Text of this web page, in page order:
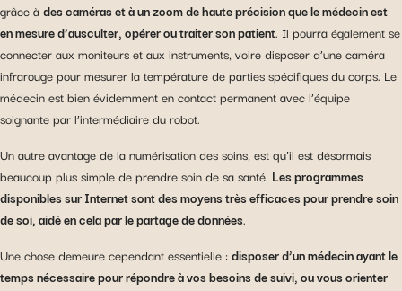
grâce àdes caméras et à un zoom de haute précision que le médecin est
en mesure d’ausculter, opérer ou traiter son patient. Il pourra également se
connecter aux moniteurs et aux instruments, voire disposer d’une caméra
infrarouge pour mesurer la température de parties spécifiques du corps. Le
médecin est bien évidemment en contact permanent avec l’équipe
soignante par l’intermédiaire du robot.
Un autre avantage de la numérisation des soins, est qu’il est désormais
beaucoup plus simple de prendre soin de sa santé. Les programmes
disponibles sur Internet sont des moyens très efficaces pour prendre soin
de soi, aidé en cela par le partage de données.
Une chose demeure cependant essentielle :disposer d’un médecin ayant le
temps nécessaire pour répondre à vos besoins de suivi, ou vous orienter